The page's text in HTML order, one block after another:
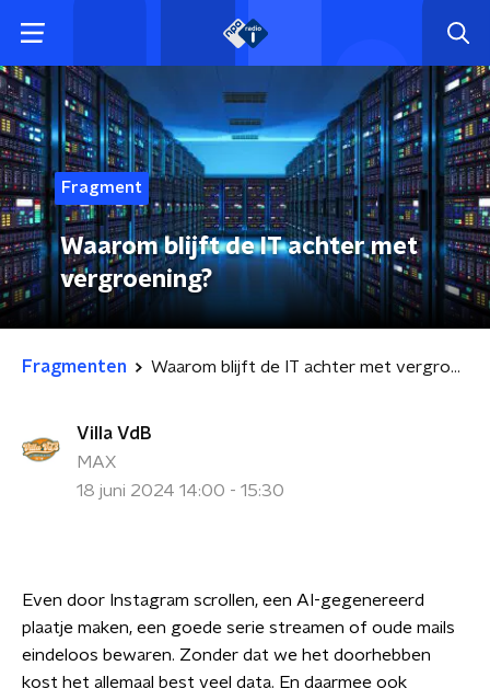
Fragment
Waarom blijft de IT achter met
vergroening?
Fragmenten Waarom blijft de IT achter met vergroening?
Villa VdB
MAX
18 juni 2024 14:00 - 15:30
Even door Instagram scrollen, een AI-gegenereerd
plaatje maken, een goede serie streamen of oude mails
eindeloos bewaren. Zonder dat we het doorhebben
kost het allemaal best veel data. En daarmee ook